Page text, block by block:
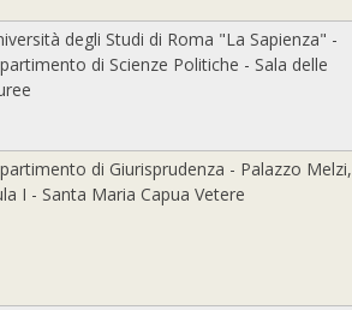
degli Studi di Roma "La Sapienza" -
di Scienze Politiche - Sala delle
di Giurisprudenza - Palazzo Melzi,
I - Santa Maria Capua Vetere